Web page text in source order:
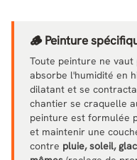
🪵 Peinture
Toute peinture ne vaut
absorbe l'humidité en
dilatant et se
chantier se craquelle
peinture est formulée
et maintenir une
contre pluie, soleil,